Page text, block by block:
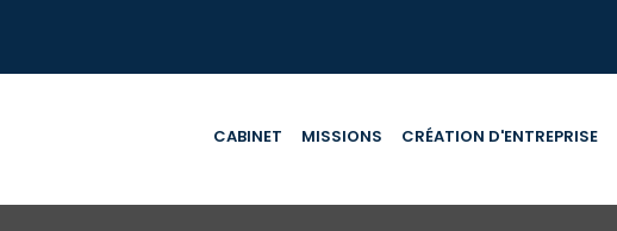
CABINET MISSIONS CRÉATION D'ENTREPRISE